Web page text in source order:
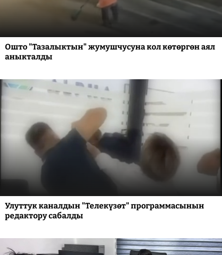
Ошто "Тазалыктын" жумушчусуна кол көтөргөн аял
аныкталды
Улуттук каналдын "Телекүзөт" программасынын
редактору сабалды